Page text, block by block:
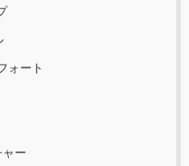
ォート
ャー